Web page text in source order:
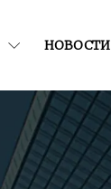
НОВОСТИ